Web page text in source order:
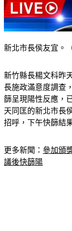
長施政滿意度調查
篩呈現陽性反應，
天同匡的新北市長
招呼，下午快篩結
議後快篩陽